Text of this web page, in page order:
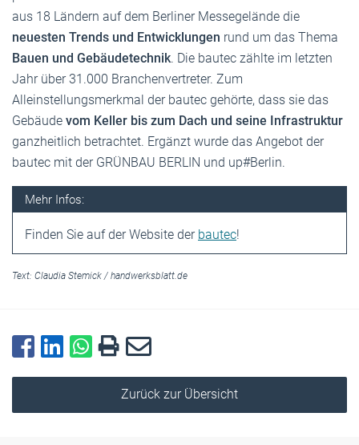
aus 18 Ländern auf dem Berliner Messegelände die
neuesten Trends und Entwicklungen rund um das Thema
Bauen und Gebäudetechnik. Die bautec zählte im letzten
Jahr über 31.000 Branchenvertreter. Zum
Alleinstellungsmerkmal der bautec gehörte, dass sie das
Gebäude vom Keller bis zum Dach und seine Infrastruktur
ganzheitlich betrachtet. Ergänzt wurde das Angebot der
bautec mit der GRÜNBAU BERLIN und up#Berlin.
Mehr Infos:
Finden Sie auf der Website der bautec!
Text: Claudia Stemick / handwerksblatt.de
Zurück zur Übersicht